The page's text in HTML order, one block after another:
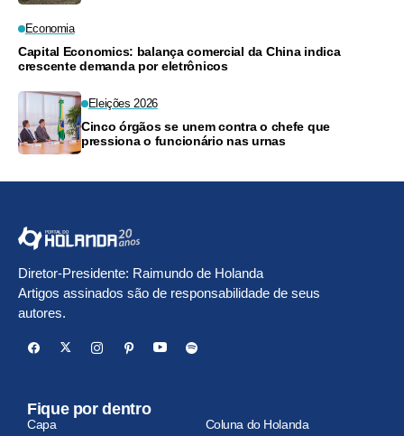
Economia
Capital Economics: balança comercial da China indica
crescente demanda por eletrônicos
Eleições 2026
Cinco órgãos se unem contra o chefe que
pressiona o funcionário nas urnas
Diretor-Presidente: Raimundo de Holanda
Artigos assinados são de responsabilidade de seus
autores.
Fique por dentro
Capa Coluna do Holanda